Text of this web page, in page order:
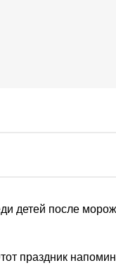
детей после
праздник